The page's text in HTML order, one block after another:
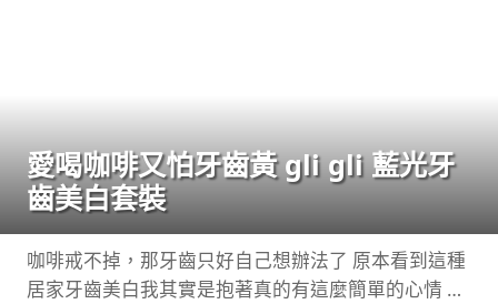
愛喝咖啡又怕牙齒黃 gli gli 藍光牙
齒美白套裝
咖啡戒不掉，那牙齒只好自己想辦法了 原本看到這種
居家牙齒美白我其實是抱著真的有這麼簡單的心情 自